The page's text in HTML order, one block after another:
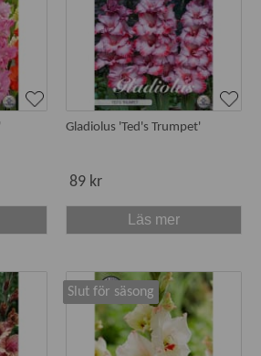
för gladiolus som likt de flesta
dränering. Men gladioler vill gärna
andra lök- och knälväxter.
ca 5-7 cm djupt på en varm plats i
jord.
gladiolusknölar kan ställas undan
små sidoknölarna som ger nya
inte nödvändigt.
en uteplats ger gladiolus i kruka ett
också bladen är vackra.
kruka som inte välter när blomspiran
Gladiolus 'Ted's Trumpet'
89 kr
Läs mer
Slut för säsong